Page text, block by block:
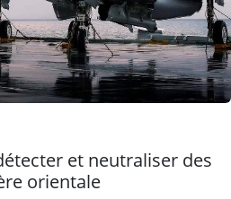
détecter et neutraliser des
orientale